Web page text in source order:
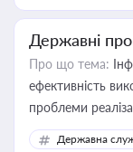
Державні
Про що тема:
ефективність
проблеми
Державна